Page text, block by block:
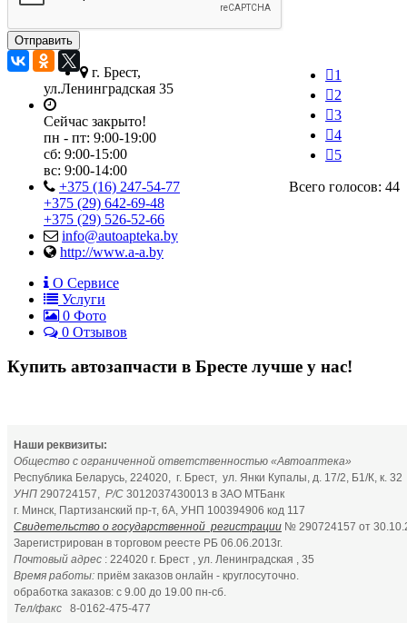
1
2
3
4
5
Всего голосов: 44
г. Брест,
ул.Ленинградская 35
Сейчас закрыто!
пн - пт: 9:00-19:00
сб: 9:00-15:00
вс: 9:00-14:00
+375 (16) 247-54-77
+375 (29) 642-69-48
+375 (29) 526-52-66
info@autoapteka.by
http://www.a-a.by
О Сервисе
Услуги
0 Фото
0 Отзывов
Купить автозапчасти в Бресте лучше у нас!
Наши реквизиты:
Общество с ограниченной ответственностью «Автоаптека»
Республика Беларусь, 224020, г. Брест, ул. Янки Купалы, д. 17/2, Б1/К, к. 32
УНП 290724157, Р/С 3012037430013 в ЗАО МТБанк
г. Минск, Партизанский пр-т, 6А, УНП 100394906 код 117
Свидетельство о государственной регистрации № 290724157 от
Зарегистрирован в торговом реесте РБ 06.06.2013г.
Почтовый адрес : 224020 г. Брест , ул. Ленинградская , 35
Время работы: приём заказов онлайн - круглосуточно.
обработка заказов: с 9.00 до 19.00 пн-сб.
Тел/факс 8-0162-475-477